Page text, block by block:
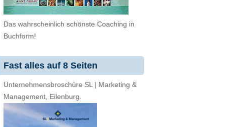
Das wahrscheinlich schönste Coaching in
Buchform!
Fast alles auf 8 Seiten
Unternehmensbroschüre SL | Marketing &
Management, Eilenburg.